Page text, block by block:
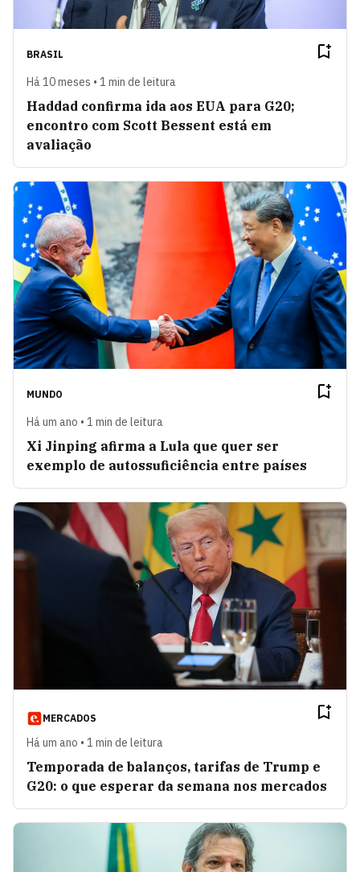
BRASIL
Há 10 meses • 1 min de leitura
Haddad confirma ida aos EUA para G20;
encontro com Scott Bessent está em
avaliação
MUNDO
Há um ano • 1 min de leitura
Xi Jinping afirma a Lula que quer ser
exemplo de autossuficiência entre países
MERCADOS
Há um ano • 1 min de leitura
Temporada de balanços, tarifas de Trump e
G20: o que esperar da semana nos mercados